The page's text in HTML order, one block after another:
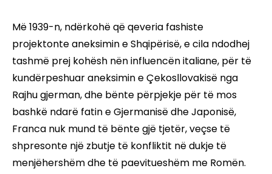
Më 1939-n, ndërkohë që qeveria fashiste
projektonte aneksimin e Shqipërisë, e cila ndodhej
tashmë prej kohësh nën influencën italiane, për të
kundërpeshuar aneksimin e Çekosllovakisë nga
Rajhu gjerman, dhe bënte përpjekje për të mos
bashkë ndarë fatin e Gjermanisë dhe Japonisë,
Franca nuk mund të bënte gjë tjetër, veçse të
shpresonte një zbutje të konfliktit në dukje të
menjëhershëm dhe të paevitueshëm me Romën.